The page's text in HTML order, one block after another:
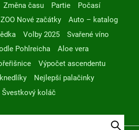
Změna času Partie
Počasí
ZOO Nové začátky
Auto – katalog
Volby 2025
Svařené víno
Pohlreicha
Aloe vera
Výpočet ascendentu
Nejlepší palačinky
Švestkový koláč